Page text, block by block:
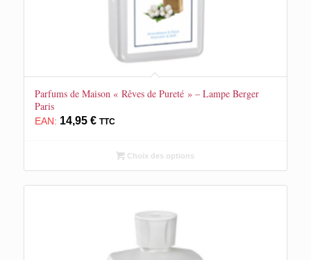
Parfums de Maison « Rêves de Pureté » – Lampe Berger
Paris
EAN: 14,95 € TTC
Choix des options